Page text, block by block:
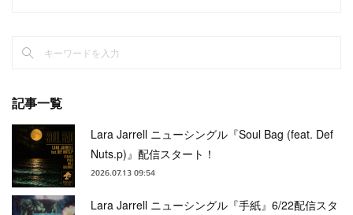
記事一覧
Lara Jarrell ニューシングル『Soul Bag (feat. Def
Nuts.p)』配信スタート！
2026.07.13 09:54
Lara Jarrell ニューシングル『手紙』6/22配信スタ